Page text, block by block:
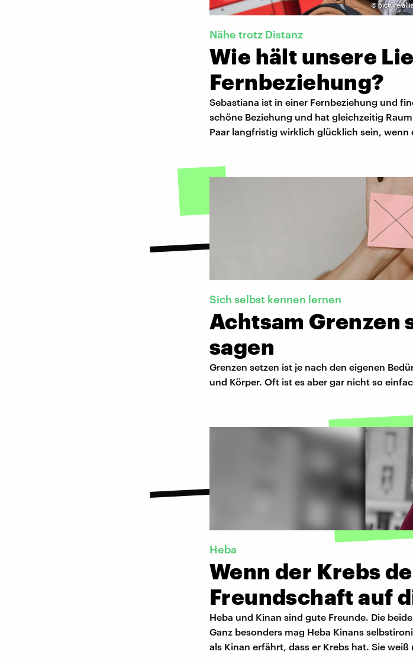
©picture
Nähe trotz Distanz
Wie hält unsere
Fernbeziehung?
Sebastiana ist in einer Fernbeziehung und
schöne Beziehung und hat gleichzeitig
Paar langfristig wirklich glücklich sein, wenn
Sich selbst kennen lernen
Achtsam Grenzen
sagen
Grenzen setzen ist je nach den eigenen
und Körper. Oft ist es aber gar nicht so
Heba
Wenn der Krebs
Freundschaft auf
Heba und Kinan sind gute Freunde. Die
Ganz besonders mag Heba Kinans
als Kinan erfährt, dass er Krebs hat. Sie